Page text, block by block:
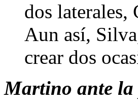
dos
Aun así,
crear dos
Martino ante la